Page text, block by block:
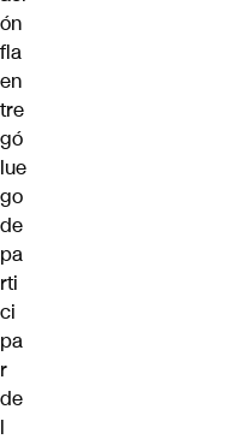
ón
fla
en
tre
gó
lue
go
de
pa
rti
ci
pa
r
de
l